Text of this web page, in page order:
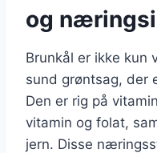
og
Brunkål er ikke kun
sund grøntsag, der
Den er rig på
vitamin og folat,
jern. Disse